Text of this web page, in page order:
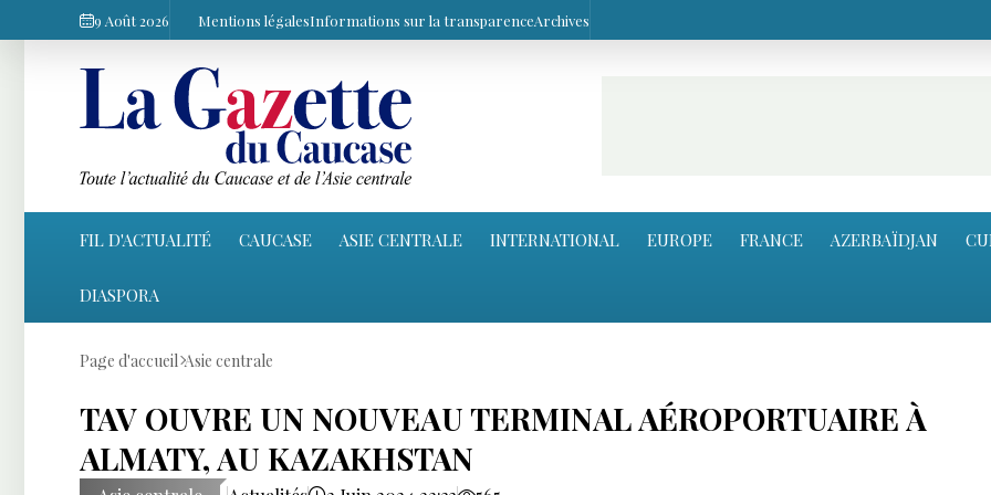
9 Août 2026 Mentions légalesInformations sur la transparenceArchives
FIL D'ACTUALITÉ CAUCASE ASIE CENTRALE INTERNATIONAL EUROPE FRANCE AZERBAÏDJAN
DIASPORA
Page d'accueil Asie centrale
TAV OUVRE UN NOUVEAU TERMINAL AÉROPORTUAIRE À
ALMATY, AU KAZAKHSTAN